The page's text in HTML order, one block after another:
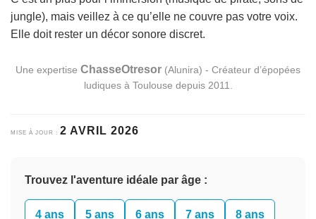
jungle), mais veillez à ce qu’elle ne couvre pas votre voix.
Elle doit rester un décor sonore discret.
Une expertise ChasseOtresor (Alunira) - Créateur d’épopées
ludiques à Toulouse depuis 2011.
MISE À JOUR : 2 AVRIL 2026
Trouvez l'aventure idéale par âge :
4 ans 5 ans 6 ans 7 ans 8 ans